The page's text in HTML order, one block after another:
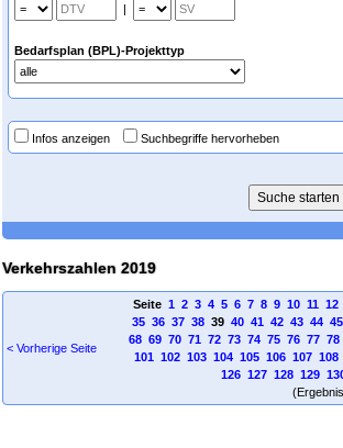
|
Bedarfsplan (BPL)-Projekttyp
Infos anzeigen Suchbegriffe hervorheben
Verkehrszahlen 2019
< Vorherige Seite
Seite 1 2 3 4 5 6 7 8 9 10 11 12
35 36 37 3839 40 41 42 43 44 45
68 69 70 71 72 73 74 75 76 77 78
101 102 103 104 105 106 107 108
126 127 128 129